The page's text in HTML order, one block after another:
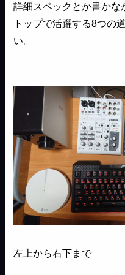
詳細スペックとか書かな
トップで活躍する8つの
い。
左上から右下まで